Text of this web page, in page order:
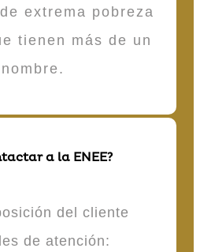
extrema pobreza
tienen más de un
a la ENEE?
del cliente
de atención: